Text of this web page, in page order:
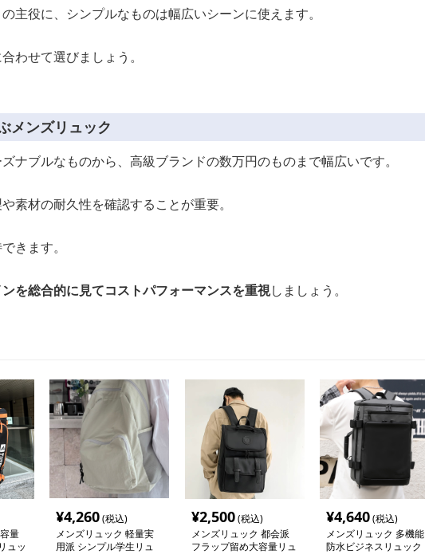
主役に、シンプルなものは幅広いシーンに使えます。
わせて選びましょう。
メンズリュック
ナブルなものから、高級ブランドの数万円のものまで幅広いです。
素材の耐久性を確認することが重要。
きます。
を総合的に見てコストパフォーマンスを重視しましょう。
量
ュッ
¥4,260(税込)
メンズリュック 軽量実
用派 シンプル学生リュ
¥2,500(税込)
メンズリュック 都会派
フラップ留め大容量リュ
¥4,640(税込)
メンズリュック 多機能
防水ビジネスリュック